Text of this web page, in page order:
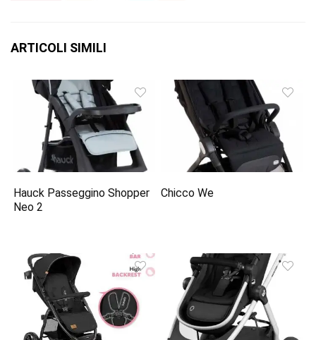
ARTICOLI SIMILI
Hauck Passeggino Shopper
Neo 2
Chicco We